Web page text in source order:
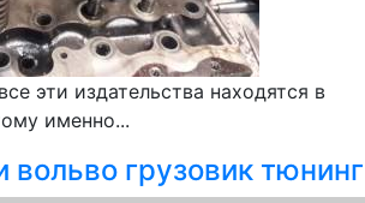
эти издательства находятся в
именно...
вольво грузовик тюнинг